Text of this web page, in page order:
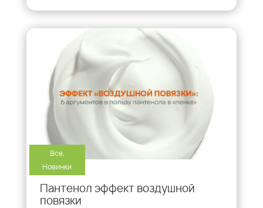
Все,
Новинки
Пантенол эффект воздушной
повязки